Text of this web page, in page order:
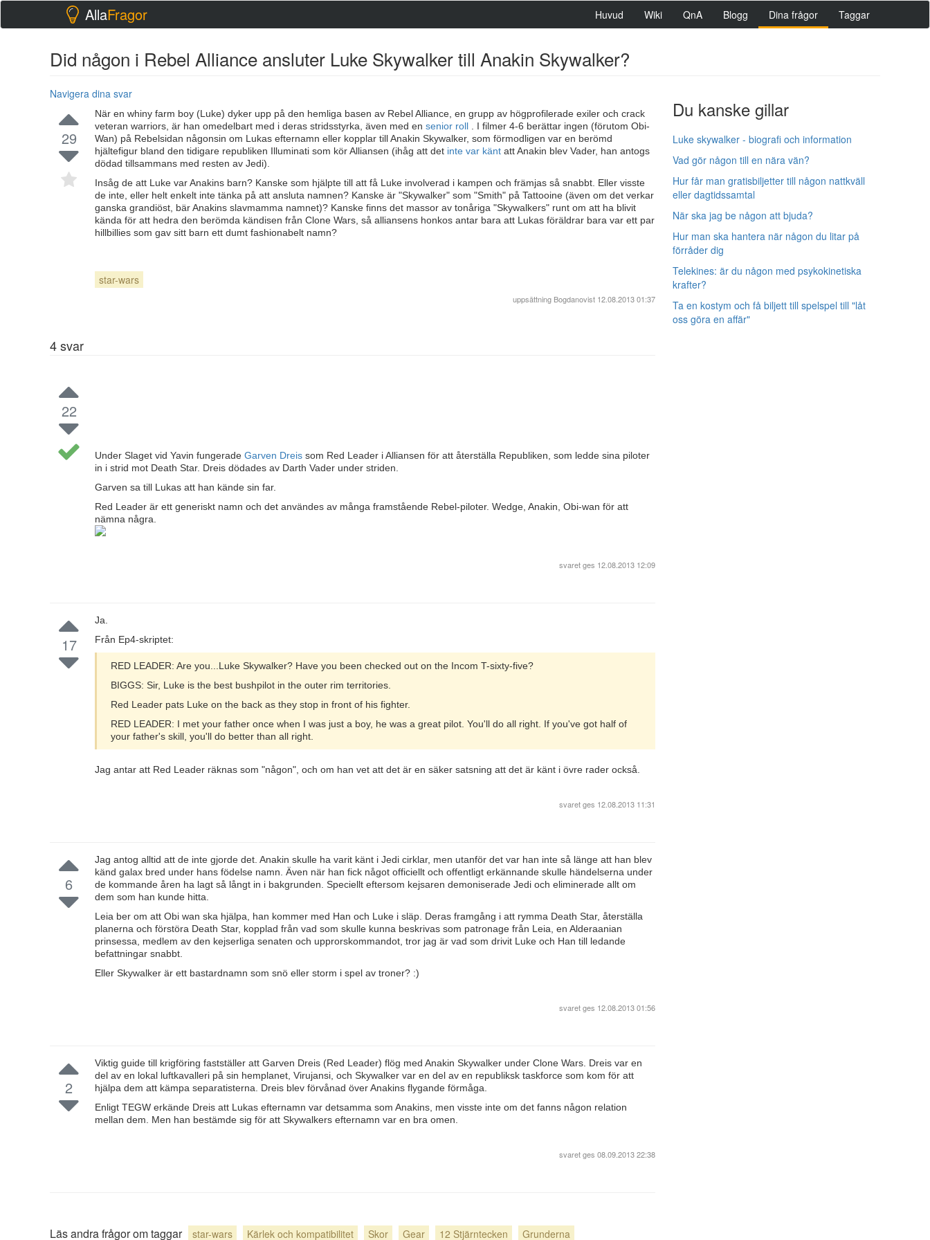
AllaFragor Huvud Wiki QnA Blogg Dina frågor Taggar
Did någon i Rebel Alliance ansluter Luke Skywalker till Anakin Skywalker?
Navigera dina svar
Du kanske gillar
Luke skywalker - biografi och information
Vad gör någon till en nära vän?
Hur får man gratisbiljetter till någon nattkväll
eller dagtidssamtal
När ska jag be någon att bjuda?
Hur man ska hantera när någon du litar på
förråder dig
Telekines: är du någon med psykokinetiska
krafter?
Ta en kostym och få biljett till spelspel till "låt
oss göra en affär"
29
När en whiny farm boy (Luke) dyker upp på den hemliga basen av Rebel Alliance, en grupp av högprofilerade exiler och crack
veteran warriors, är han omedelbart med i deras stridsstyrka, även med en senior roll
. I filmer 4-6 berättar ingen (förutom Obi-
Wan) på Rebelsidan någonsin om Lukas efternamn eller kopplar till Anakin Skywalker, som förmodligen var en berömd
hjältefigur bland den tidigare republiken Illuminati som kör Alliansen (ihåg att det inte var känt att Anakin blev Vader, han antogs
dödad tillsammans med resten av Jedi).
Insåg de att Luke var Anakins barn? Kanske som hjälpte till att få Luke involverad i kampen och främjas så snabbt. Eller visste
de inte, eller helt enkelt inte tänka på att ansluta namnen? Kanske är "Skywalker" som "Smith" på Tattooine (även om det verkar
ganska grandiöst, bär Anakins slavmamma namnet)? Kanske finns det massor av tonåriga "Skywalkers" runt om att ha blivit
kända för att hedra den berömda kändisen från Clone Wars, så alliansens honkos antar bara att Lukas föräldrar bara var ett par
hillbillies som gav sitt barn ett dumt fashionabelt namn?
star-wars
uppsättning Bogdanovist 12.08.2013 01:37
4svar
22
Under Slaget vid Yavin fungerade Garven Dreis som Red Leader i Alliansen för att återställa Republiken, som ledde sina piloter
in i strid mot Death Star. Dreis dödades av Darth Vader under striden.
Garven sa till Lukas att han kände sin far.
Red Leader är ett generiskt namn och det användes av många framstående Rebel-piloter. Wedge, Anakin, Obi-wan för att
nämna några.
svaret ges 12.08.2013 12:09
17
Ja.
Från Ep4-skriptet:
RED LEADER: Are you...Luke Skywalker? Have you been checked out on the Incom T-sixty-five?
BIGGS: Sir, Luke is the best bushpilot in the outer rim territories.
Red Leader pats Luke on the back as they stop in front of his fighter.
RED LEADER: I met your father once when I was just a boy, he was a great pilot. You'll do all right. If you've got half of
your father's skill, you'll do better than all right.
Jag antar att Red Leader räknas som "någon", och om han vet att det är en säker satsning att det är känt i övre rader också.
svaret ges 12.08.2013 11:31
6
Jag antog alltid att de inte gjorde det. Anakin skulle ha varit känt i Jedi cirklar, men utanför det var han inte så länge att han blev
känd galax bred under hans födelse namn. Även när han fick något officiellt och offentligt erkännande skulle händelserna under
de kommande åren ha lagt så långt in i bakgrunden. Speciellt eftersom kejsaren demoniserade Jedi och eliminerade allt om
dem som han kunde hitta.
Leia ber om att Obi wan ska hjälpa, han kommer med Han och Luke i släp. Deras framgång i att rymma Death Star, återställa
planerna och förstöra Death Star, kopplad från vad som skulle kunna beskrivas som patronage från Leia, en Alderaanian
prinsessa, medlem av den kejserliga senaten och upprorskommandot, tror jag är vad som drivit Luke och Han till ledande
befattningar snabbt.
Eller Skywalker är ett bastardnamn som snö eller storm i spel av troner? :)
svaret ges 12.08.2013 01:56
2
Viktig guide till krigföring fastställer att Garven Dreis (Red Leader) flög med Anakin Skywalker under Clone Wars. Dreis var en
del av en lokal luftkavalleri på sin hemplanet, Virujansi, och Skywalker var en del av en republiksk taskforce som kom för att
hjälpa dem att kämpa separatisterna. Dreis blev förvånad över Anakins flygande förmåga.
Enligt TEGW erkände Dreis att Lukas efternamn var detsamma som Anakins, men visste inte om det fanns någon relation
mellan dem. Men han bestämde sig för att Skywalkers efternamn var en bra omen.
svaret ges 08.09.2013 22:38
Läs andra frågor om taggar star-wars Kärlek och kompatibilitet Skor Gear 12 Stjärntecken Grunderna